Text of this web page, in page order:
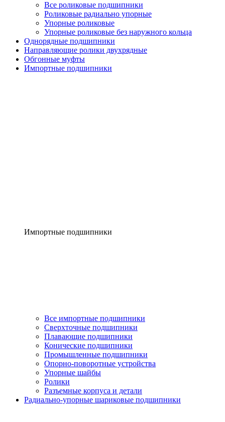
Все роликовые подшипники
Роликовые радиально упорные
Упорные роликовые
Упорные роликовые без наружного кольца
Однорядные подшипники
Направляющие ролики двухрядные
Обгонные муфты
Импортные подшипники
Импортные подшипники
Все импортные подшипники
Сверхточные подшипники
Плавающие подшипники
Конические подшипники
Промышленные подшипники
Опорно-поворотные устройства
Упорные шайбы
Ролики
Разъемные корпуса и детали
Радиально-упорные шариковые подшипники